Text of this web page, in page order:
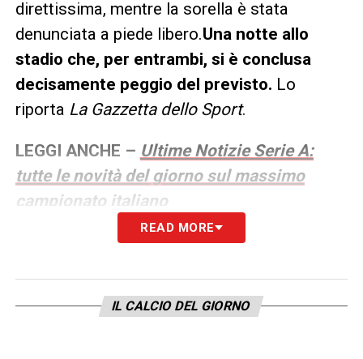
direttissima, mentre la sorella è stata
denunciata a piede libero.Una notte allo
stadio che, per entrambi, si è conclusa
decisamente peggio del previsto. Lo
riporta La Gazzetta dello Sport.
LEGGI ANCHE – Ultime Notizie Serie A:
tutte le novità del giorno sul massimo
campionato italiano
READ MORE
IL CALCIO DEL GIORNO